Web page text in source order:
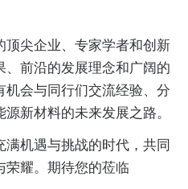
尖企业、专家学者和创新
前沿的发展理念和广阔的
会与同行们交流经验、分
新材料的未来发展之路。
机遇与挑战的时代，共同
荣耀。期待您的莅临